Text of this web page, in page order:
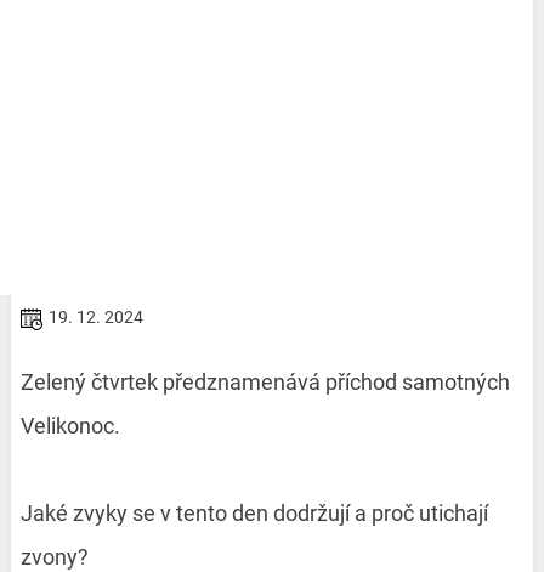
19. 12. 2024
Zelený čtvrtek předznamenává příchod samotných
Velikonoc.
Jaké zvyky se v tento den dodržují a proč utichají
zvony?